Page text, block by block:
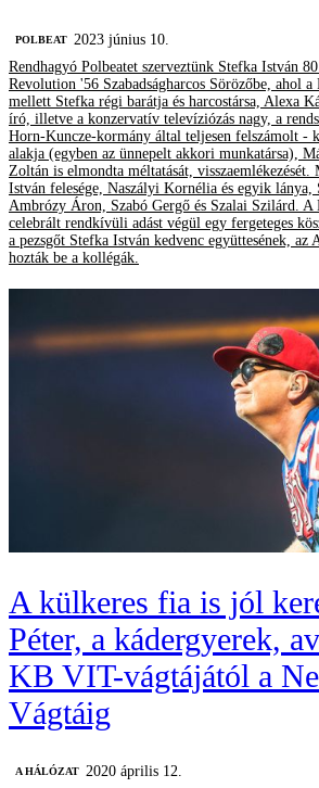
‎POLBEAT
2023 június 10.
Rendhagyó Polbeatet szerveztünk Stefka István
Revolution '56 Szabadságharcos Sörözőbe, ahol a
mellett Stefka régi barátja és harcostársa, Alexa
író, illetve a konzervatív televíziózás nagy, a
Horn-Kuncze-kormány által teljesen felszámolt -
alakja (egyben az ünnepelt akkori munkatársa),
Zoltán is elmondta méltatását,
István felesége, Naszályi Kornélia és egyik lánya,
Ambrózy Áron, Szabó Gergő és Szalai Szilárd. A
celebrált rendkívüli adást végül egy fergeteges
a pezsgőt Stefka István kedvenc együttesének, az
hozták be a kollégák.
A külkeres fia is jól
Péter, a kádergyerek,
KB VIT-vágtájától a
Vágtáig
A HÁLÓZAT
2020 április 12.